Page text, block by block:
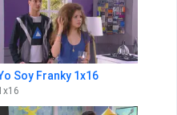
Soy Franky 1x16
x16